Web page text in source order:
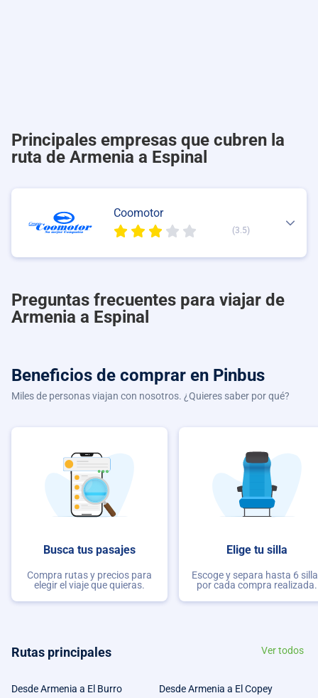
Principales empresas que cubren la
ruta de Armenia a Espinal
Coomotor
(3.5)
Preguntas frecuentes para viajar de
Armenia a Espinal
Beneficios de comprar en Pinbus
Miles de personas viajan con nosotros. ¿Quieres saber por qué?
Busca tus pasajes
Compra rutas y precios para
elegir el viaje que quieras.
Elige tu silla
Escoge y separa hasta 6
por cada compra realizada.
Rutas principales Ver todos
Desde Armenia a El Burro Desde Armenia a El Copey